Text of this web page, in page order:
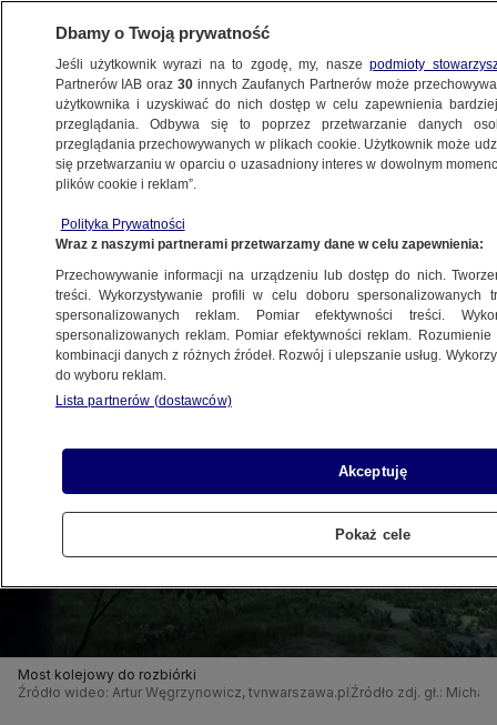
WARSZAWA
OKOLICE
szansa na kładkę
3.01.2025, 18:34
Udostępnij
Most kolejowy do rozbiórki
Źródło wideo: Artur Węgrzynowicz, tvnwarszawa.pl Źródło zdj. gł.:
Dbamy o Twoją prywatność
Jeśli użytkownik wyrazi na to zgodę, my, naszepodmioty
Partnerów IAB oraz30 innych Zaufanych Partnerów może
użytkownika i uzyskiwać do nich dostęp w celu zapewnienia
przeglądania. Odbywa się to poprzez przetwarzanie danych
przeglądania przechowywanych w plikach cookie. Użytkownik może
się przetwarzaniu w oparciu o uzasadniony interes w dowolnym
plików cookie i reklam”.
Polityka Prywatności
Wraz z naszymi partnerami przetwarzamy dane w celu zapewnienia:
Przechowywanie informacji na urządzeniu lub dostęp do nich.
treści. Wykorzystywanie profili w celu doboru spersonalizowanych
spersonalizowanych reklam. Pomiar efektywności treści.
spersonalizowanych reklam. Pomiar efektywności reklam.
kombinacji danych z różnych źródeł. Rozwój i ulepszanie usług.
do wyboru reklam.
Lista partnerów (dostawców)
Akceptuję
Pokaż cele